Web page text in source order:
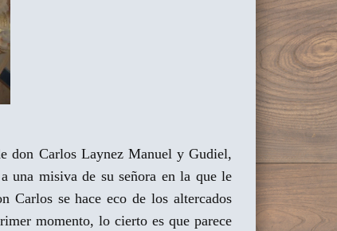
don Carlos Laynez Manuel y Gudiel,
una misiva de su señora en la que le
Carlos se hace eco de los altercados
momento, lo cierto es que parece